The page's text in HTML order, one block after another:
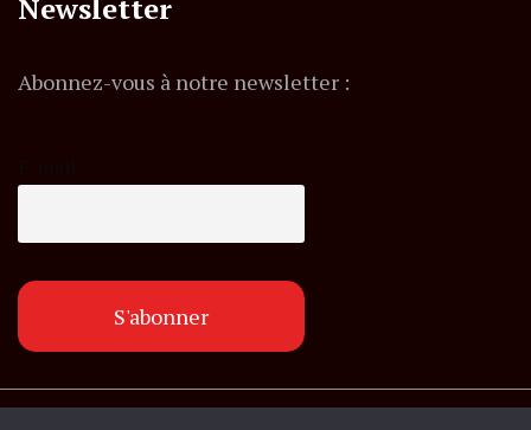
Newsletter
Abonnez-vous à notre newsletter :